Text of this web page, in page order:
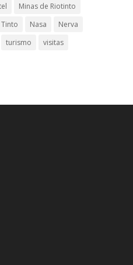
Minas de Riotinto
Nasa
Nerva
turismo
visitas